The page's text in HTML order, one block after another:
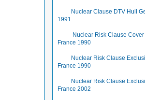
Nuclear Clause DTV Hull
1991
Nuclear Risk Clause
France 1990
Nuclear Risk Clause
France 1990
Nuclear Risk Clause
France 2002